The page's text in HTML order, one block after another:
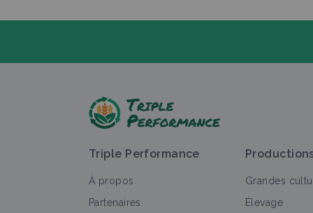
Triple Performance
À propos
Partenaires
Grandes
Élevage